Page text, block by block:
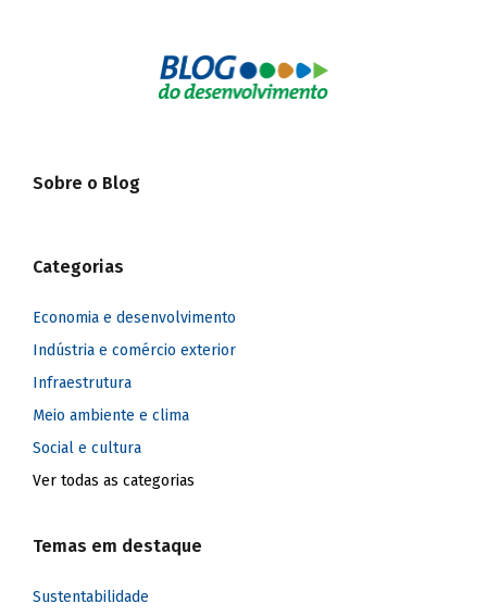
Sobre o Blog
Categorias
Economia e desenvolvimento
Indústria e comércio exterior
Infraestrutura
Meio ambiente e clima
Social e cultura
Ver todas as categorias
Temas em destaque
Sustentabilidade